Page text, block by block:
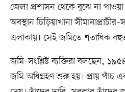
জেলা প্রশাসন থেকে বুঝে না
অবস্থান চিড়িয়াখানা
এলাকায়। সেই জমিতে শতাধিক
জমি–সংশ্লিষ্ট ব্যক্তিরা বলছেন,
জমি অধিগ্রহণ শুরু হয়। প্রায় পাঁচ